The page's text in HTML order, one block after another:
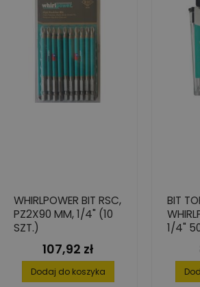
WHIRLPOWER BIT RSC,
PZ2X90 MM, 1/4" (10
SZT.)
Cena
107,92 zł
Dodaj do koszyka
BIT
1/4"